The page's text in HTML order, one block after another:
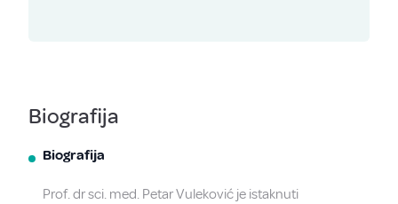
Biografija
Biografija
Prof. dr sci. med. Petar Vuleković je istaknuti